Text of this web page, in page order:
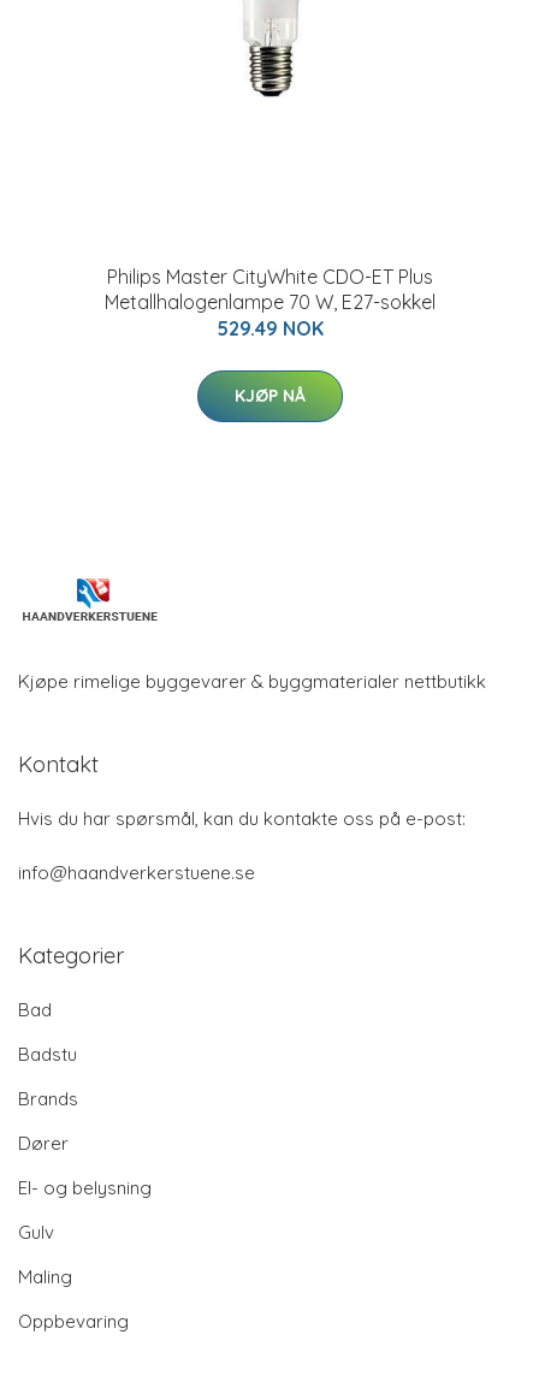
Philips Master CityWhite CDO-ET Plus
Metallhalogenlampe 70 W, E27-sokkel
529.49 NOK
KJØP NÅ
Kjøpe rimelige byggevarer & byggmaterialer nettbutikk
Kontakt
Hvis du har spørsmål, kan du kontakte oss på e-post:
info@haandverkerstuene.se
Kategorier
Bad
Badstu
Brands
Dører
El- og belysning
Gulv
Maling
Oppbevaring